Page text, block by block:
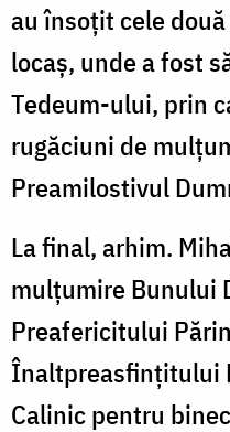
au însoțit cele
locaș, unde a fost
Tedeum-ului, prin
rugăciuni de
Preamilostivul
La final, arhim.
mulțumire Bunului
Preafericitului
Înaltpreasfințitului
Calinic pentru